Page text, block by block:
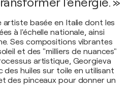
artiste basée en Italie dont les
à l'échelle nationale, ainsi
Ses compositions vibrantes
et des "milliers de nuances"
artistique, Georgieva
des huiles sur toile en utilisant
des pinceaux pour donner un